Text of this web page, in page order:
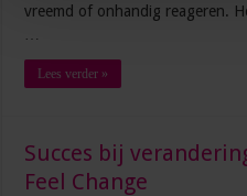
vreemd of onhandig reageren.
Lees verder »
Succes bij
Feel Change